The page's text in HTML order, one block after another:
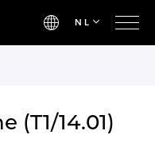
NL
(T1/14.01)